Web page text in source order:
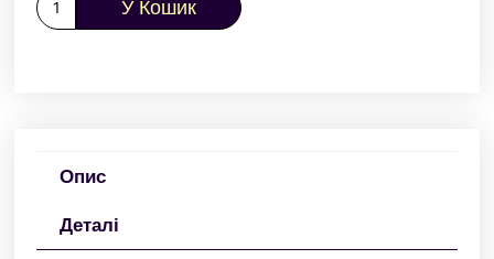
У Кошик
Опис
Деталі